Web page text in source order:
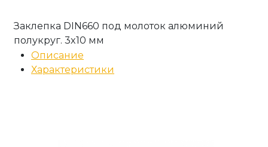
Заклепка DIN660 под молоток алюминий
полукруг. 3x10 мм
Описание
Характеристики